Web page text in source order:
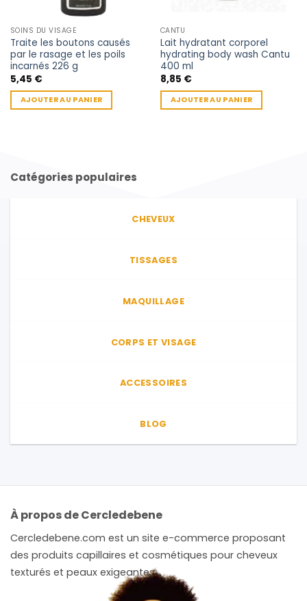
SOINS DU VISAGE
Traite les boutons causés
par le rasage et les poils
incarnés 226 g
5,45 €
AJOUTER AU PANIER
CANTU
Lait hydratant corporel
hydrating body wash Cantu
400 ml
8,85 €
AJOUTER AU PANIER
Catégories populaires
CHEVEUX
TISSAGES
MAQUILLAGE
CORPS ET VISAGE
ACCESSOIRES
BLOG
À propos de Cercledebene
Cercledebene.com est un site e-commerce proposant
des produits capillaires et cosmétiques pour cheveux
texturés et peaux exigeantes.